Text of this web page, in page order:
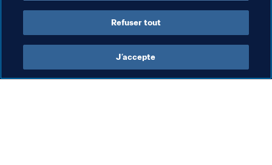
Refuser tout
J’accepte